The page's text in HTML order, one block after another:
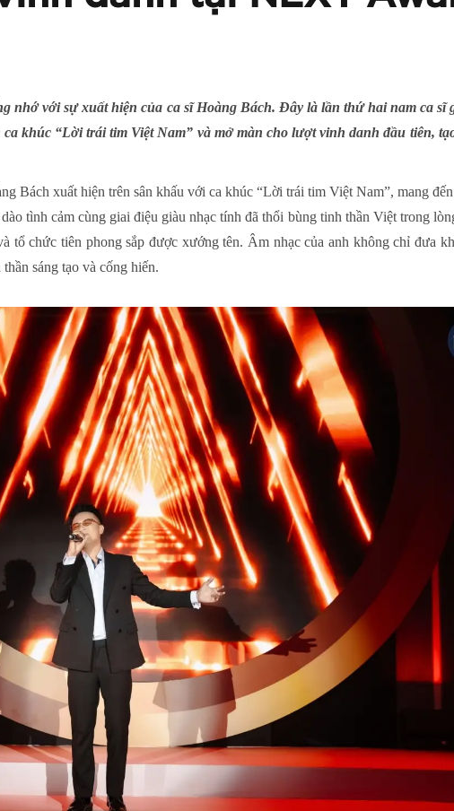
nhớ với sự xuất hiện của ca sĩ Hoàng Bách. Đây là lần thứ hai nam ca sĩ
khúc “Lời trái tim Việt Nam” và mở màn cho lượt vinh danh đầu tiên,
Bách xuất hiện trên sân khấu với ca khúc “Lời trái tim Việt Nam”, mang
tình cảm cùng giai điệu giàu nhạc tính đã thổi bùng tinh thần Việt trong
tổ chức tiên phong sắp được xướng tên. Âm nhạc của anh không chỉ đưa
sáng tạo và cống hiến.